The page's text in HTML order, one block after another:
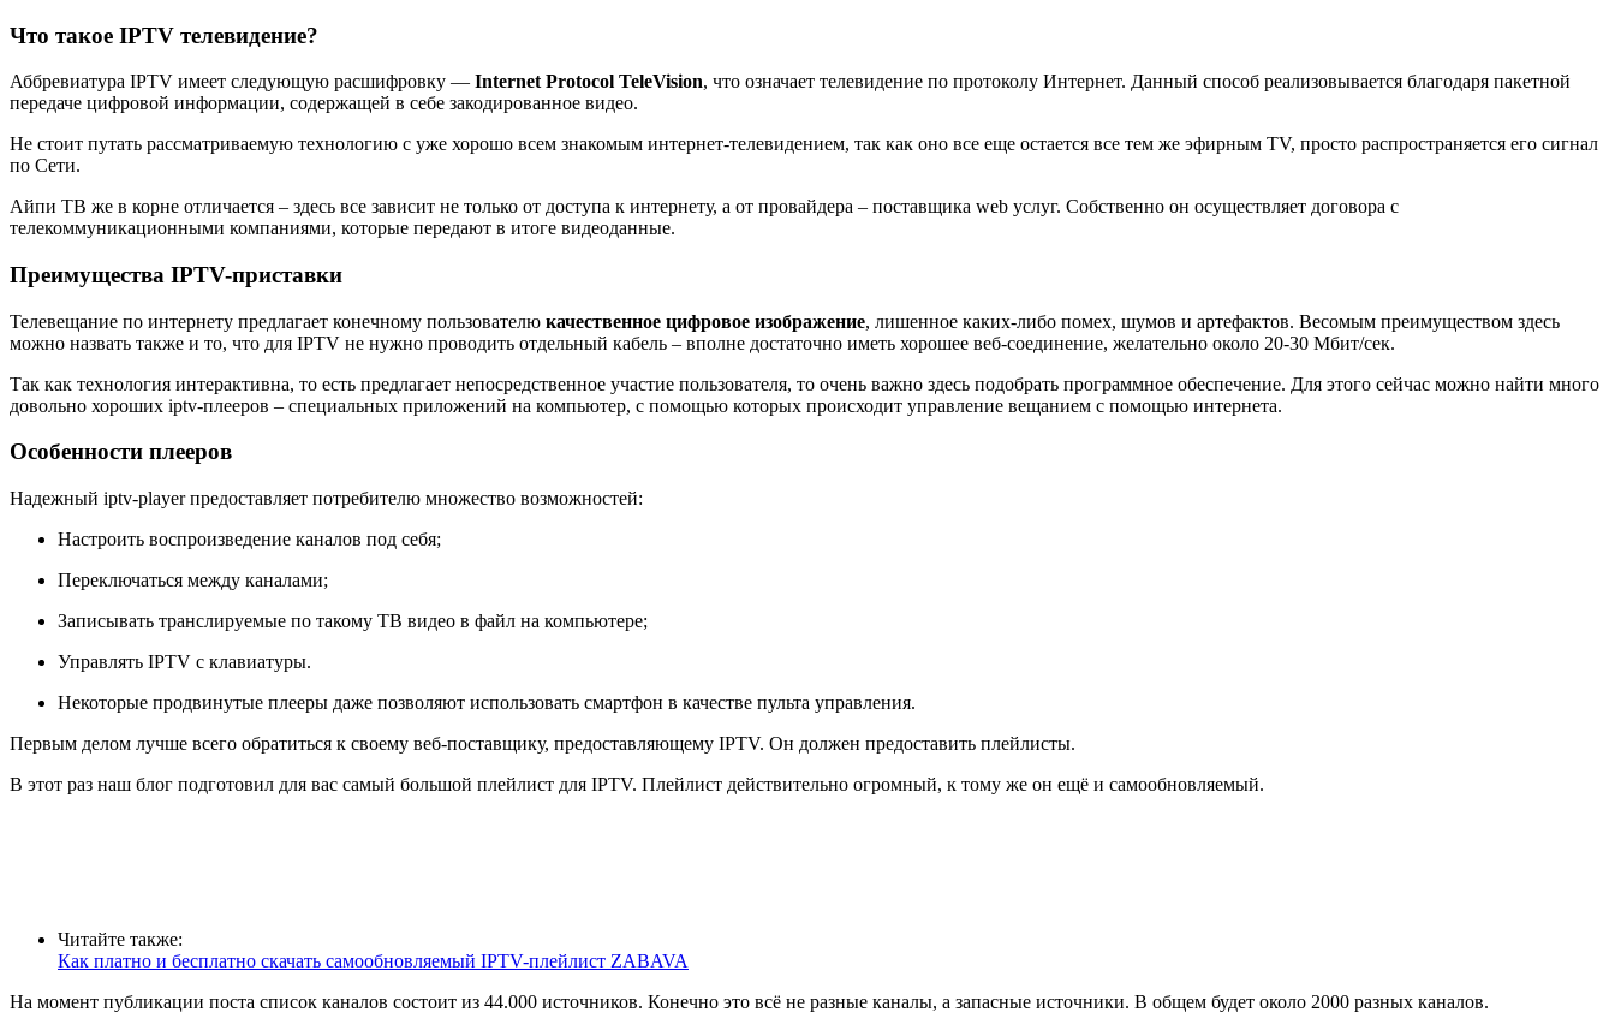
Что такое IPTV телевидение?
Аббревиатура IPTV имеет следующую расшифровку — Internet Protocol TeleVision, что означает телевидение по протоколу Интернет. Данный способ реализовывается благодаря пакетной
передаче цифровой информации, содержащей в себе закодированное видео.
Не стоит путать рассматриваемую технологию с уже хорошо всем знакомым интернет-телевидением, так как оно все еще остается все тем же эфирным TV, просто распространяется его сигнал
по Сети.
Айпи ТВ же в корне отличается – здесь все зависит не только от доступа к интернету, а от провайдера – поставщика web услуг. Собственно он осуществляет договора с
телекоммуникационными компаниями, которые передают в итоге видеоданные.
Преимущества IPTV-приставки
Телевещание по интернету предлагает конечному пользователю качественное цифровое изображение, лишенное каких-либо помех, шумов и артефактов. Весомым преимуществом здесь
можно назвать также и то, что для IPTV не нужно проводить отдельный кабель – вполне достаточно иметь хорошее веб-соединение, желательно около 20-30 Мбит/сек.
Так как технология интерактивна, то есть предлагает непосредственное участие пользователя, то очень важно здесь подобрать программное обеспечение. Для этого сейчас можно найти много
довольно хороших iptv-плееров – специальных приложений на компьютер, с помощью которых происходит управление вещанием с помощью интернета.
Особенности плееров
Надежный iptv-player предоставляет потребителю множество возможностей:
Настроить воспроизведение каналов под себя;
Переключаться между каналами;
Записывать транслируемые по такому ТВ видео в файл на компьютере;
Управлять IPTV с клавиатуры.
Некоторые продвинутые плееры даже позволяют использовать смартфон в качестве пульта управления.
Первым делом лучше всего обратиться к своему веб-поставщику, предоставляющему IPTV. Он должен предоставить плейлисты.
В этот раз наш блог подготовил для вас самый большой плейлист для IPTV. Плейлист действительно огромный, к тому же он ещё и самообновляемый.
Читайте также:
Как платно и бесплатно скачать самообновляемый IPTV-плейлист ZABAVA
На момент публикации поста список каналов состоит из 44.000 источников. Конечно это всё не разные каналы, а запасные источники. В общем будет около 2000 разных каналов.